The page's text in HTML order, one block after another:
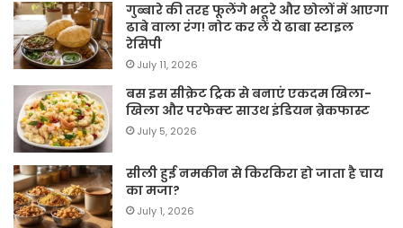
गुब्बारे की तरह फूलेंगे भटूरे और छोलों में आएगा
ढाबे वाला रंग! नोट कर लें ये ढाबा स्टाइल
रेसिपी
July 11, 2026
बस इस सीक्रेट ट्रिक से बनाएं एकदम खिला-
खिला और परफेक्ट साउथ इंडियन ब्रेकफास्ट
July 5, 2026
सीली हुई नमकीन से किरकिरा हो जाता है चाय
का मजा?
July 1, 2026